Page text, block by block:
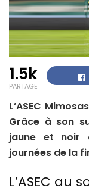
1.5k
PARTAGE
L’ASEC
Grâce à son
jaune et noir
journées de la
L’ASEC au